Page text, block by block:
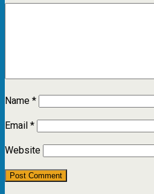
Name*
Email*
Website